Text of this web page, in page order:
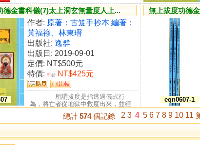
德金書科儀(7)太上洞玄無量度人上...
作者: 原著：古笈手抄本 編著：
黃福祿、林東瑨
出版社: 逸群
出版日: 2019-09-01
定價: NT$500元
特價: 85折 NT$425元
所謂拔度是指透過儀式行
為，將亡者從地獄中救度出來，並經
由一定程序，讓亡者昇入彼界的儀
無上拔度功德
eqn0607-1
總計 574個記錄 2 3 4 5 6 7 8 9 10 11